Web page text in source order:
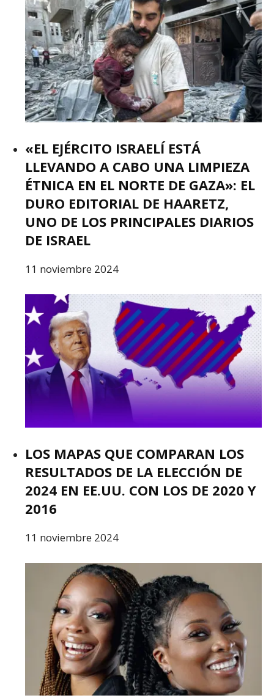
«EL EJÉRCITO ISRAELÍ ESTÁ
LLEVANDO A CABO UNA LIMPIEZA
ÉTNICA EN EL NORTE DE GAZA»: EL
DURO EDITORIAL DE HAARETZ,
UNO DE LOS PRINCIPALES DIARIOS
DE ISRAEL
11 noviembre 2024
LOS MAPAS QUE COMPARAN LOS
RESULTADOS DE LA ELECCIÓN DE
2024 EN EE.UU. CON LOS DE 2020 Y
2016
11 noviembre 2024